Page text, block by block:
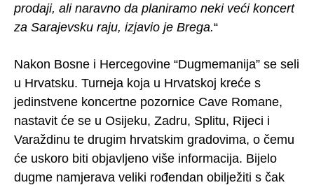
prodaji, ali naravno da planiramo neki veći koncert
za Sarajevsku raju, izjavio je Brega.“
Nakon Bosne i Hercegovine “Dugmemanija” se seli
u Hrvatsku. Turneja koja u Hrvatskoj kreće s
jedinstvene koncertne pozornice Cave Romane,
nastavit će se u Osijeku, Zadru, Splitu, Rijeci i
Varaždinu te drugim hrvatskim gradovima, o čemu
će uskoro biti objavljeno više informacija. Bijelo
dugme namjerava veliki rođendan obilježiti s čak